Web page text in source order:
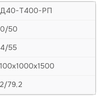
Т400-РП
50
55
79,2